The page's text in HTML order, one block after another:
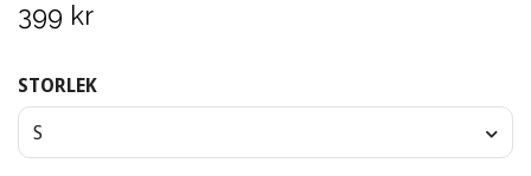
399 kr
STORLEK
S